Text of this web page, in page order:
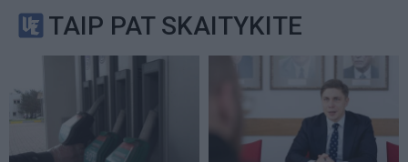
TAIP PAT SKAITYKITE